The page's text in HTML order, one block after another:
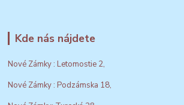
Kde nás nájdete
Nové Zámky : Letomostie 2,
Nové Zámky : Podzámska 18,